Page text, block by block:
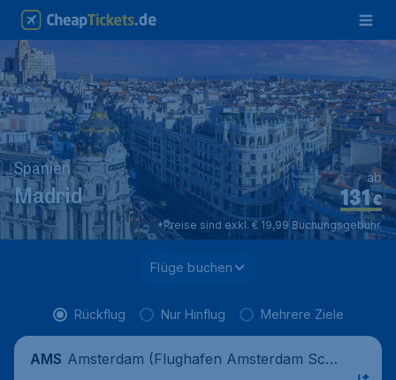
Spanien
Madrid €
131
ab
*Preise sind exkl. € 19,99 Buchungsgebühr.
Flüge buchen
Rückflug Nur Hinflug Mehrere Ziele
AMS Amsterdam (Flughafen Amsterdam Schi